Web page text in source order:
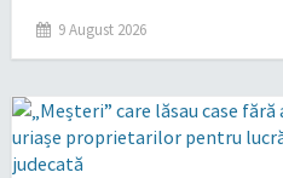
9 August 2026